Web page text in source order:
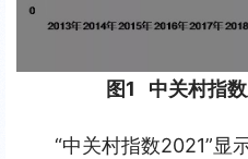
图1   中关村指
“中关村指数2021”显示